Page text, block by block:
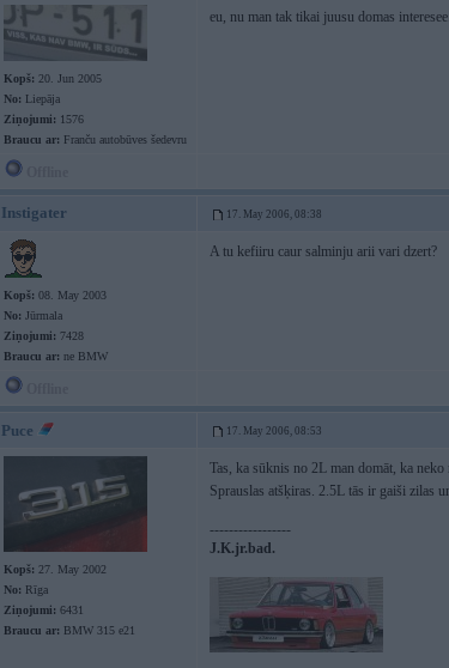
Kopš: 20. Jun 2005
No: Liepāja
Ziņojumi: 1576
Braucu ar: Franču autobūves šedevru
eu, nu man tak tikai juusu domas
Instigater 17. May 2006, 08:38
Kopš: 08. May 2003
No: Jūrmala
Ziņojumi: 7428
Braucu ar: ne BMW
A tu kefiiru caur salminju arii vari dzert?
Puce 17. May 2006, 08:53
Kopš: 27. May 2002
No: Rīga
Ziņojumi: 6431
Braucu ar: BMW 315 e21
Tas, ka sūknis no 2L man domāt, ka neko
Sprauslas atšķiras. 2.5L tās ir gaiši zilas
-----------------
J.K.jr.bad.